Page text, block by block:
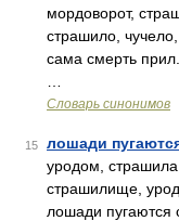
мордоворот,
страшило,
сама смерть
Словарь синонимов
15 лошади
уродом,
страшилище,
лошади пугаются